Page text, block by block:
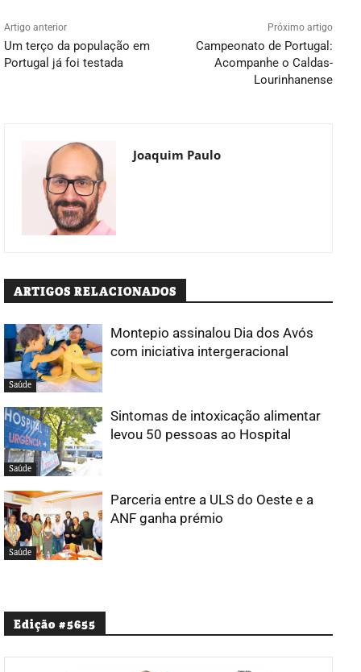
Artigo anterior
Um terço da população em
Portugal já foi testada
Próximo artigo
Campeonato de Portugal:
Acompanhe o Caldas-
Lourinhanense
Joaquim Paulo
ARTIGOS RELACIONADOS
Saúde
Montepio assinalou Dia dos Avós
com iniciativa intergeracional
Saúde
Sintomas de intoxicação alimentar
levou 50 pessoas ao Hospital
Saúde
Parceria entre a ULS do Oeste e a
ANF ganha prémio
Edição #5655